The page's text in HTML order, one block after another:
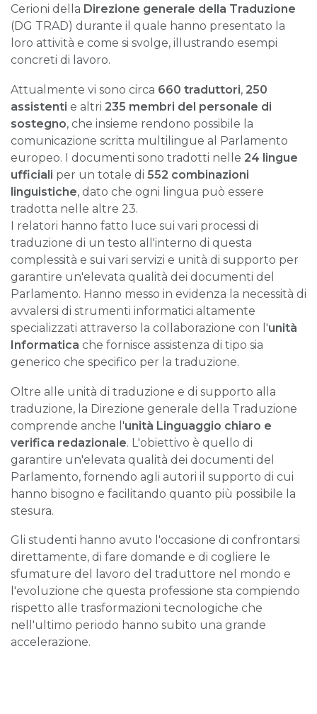
Cerioni della Direzione generale della Traduzione
(DG TRAD) durante il quale hanno presentato la
loro attività e come si svolge, illustrando esempi
concreti di lavoro.
Attualmente vi sono circa 660 traduttori, 250
assistenti e altri 235 membri del personale di
sostegno, che insieme rendono possibile la
comunicazione scritta multilingue al Parlamento
europeo. I documenti sono tradotti nelle 24 lingue
ufficiali per un totale di 552 combinazioni
linguistiche, dato che ogni lingua può essere
tradotta nelle altre 23.
I relatori hanno fatto luce sui vari processi di
traduzione di un testo all'interno di questa
complessità e sui vari servizi e unità di supporto per
garantire un'elevata qualità dei documenti del
Parlamento. Hanno messo in evidenza la necessità di
avvalersi di strumenti informatici altamente
specializzati attraverso la collaborazione con l'unità
Informatica che fornisce assistenza di tipo sia
generico che specifico per la traduzione.
Oltre alle unità di traduzione e di supporto alla
traduzione, la Direzione generale della Traduzione
comprende anche l'unità Linguaggio chiaro e
verifica redazionale. L'obiettivo è quello di
garantire un'elevata qualità dei documenti del
Parlamento, fornendo agli autori il supporto di cui
hanno bisogno e facilitando quanto più possibile la
stesura.
Gli studenti hanno avuto l'occasione di confrontarsi
direttamente, di fare domande e di cogliere le
sfumature del lavoro del traduttore nel mondo e
l'evoluzione che questa professione sta compiendo
rispetto alle trasformazioni tecnologiche che
nell'ultimo periodo hanno subito una grande
accelerazione.